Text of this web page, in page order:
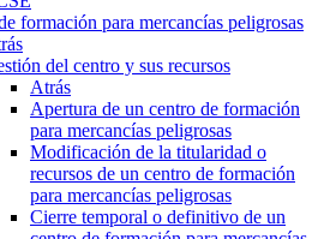
formación para mercancías peligrosas
del centro y sus recursos
Atrás
Apertura de un centro de formación
para mercancías peligrosas
Modificación de la titularidad o
recursos de un centro de formación
para mercancías peligrosas
Cierre temporal o definitivo de un